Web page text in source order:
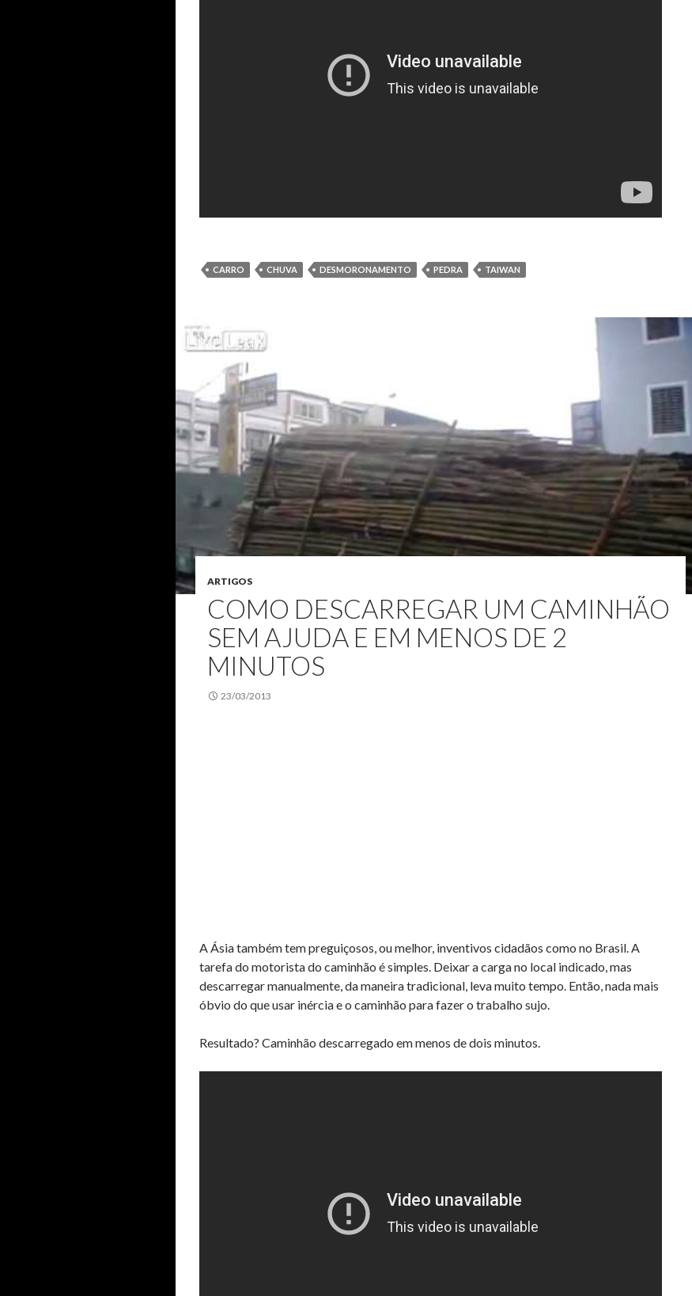
CARRO CHUVA DESMORONAMENTO PEDRA TAIWAN
ARTIGOS
COMO DESCARREGAR UM CAMINHÃO
SEM AJUDA E EM MENOS DE 2
MINUTOS
23/03/2013
A Ásia também tem preguiçosos, ou melhor, inventivos cidadãos como no Brasil. A
tarefa do motorista do caminhão é simples. Deixar a carga no local indicado, mas
descarregar manualmente, da maneira tradicional, leva muito tempo. Então, nada mais
óbvio do que usar inércia e o caminhão para fazer o trabalho sujo.
Resultado? Caminhão descarregado em menos de dois minutos.